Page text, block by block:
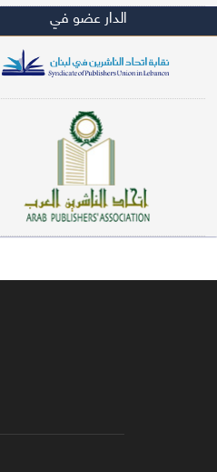
أخلاق وتصوف (91)
سير وتراجم (90)
معاجم لغوية (89)
سيرة نبوية وتصوف (81)
دراسات إسلامية (75)
شعر (72)
علوم قرآن (66)
فقه عام وأحكام فقهية (62)
الدار عضو في